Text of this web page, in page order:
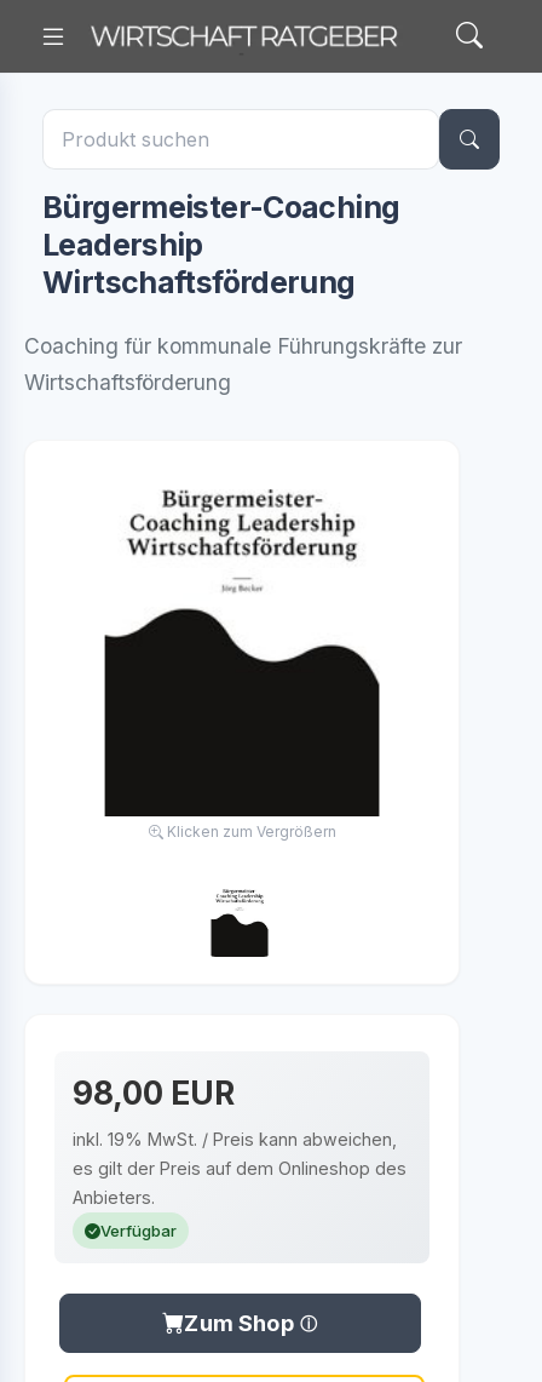
Bürgermeister-Coaching
Leadership
Wirtschaftsförderung
Coaching für kommunale Führungskräfte zur
Wirtschaftsförderung
Klicken zum Vergrößern
98,00 EUR
inkl. 19% MwSt. / Preis kann abweichen,
es gilt der Preis auf dem Onlineshop des
Anbieters.
Verfügbar
Zum Shop